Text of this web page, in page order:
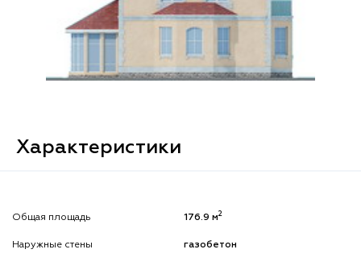
Характеристики
Общая площадь 176.9 м2
Наружные стены газобетон